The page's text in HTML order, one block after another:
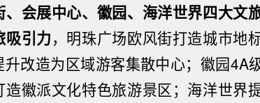
、会展中心、徽园、海洋世界四大文
吸引力，明珠广场欧风街打造城市地
升改造为区域游客集散中心；徽园4A
造徽派文化特色旅游景区；海洋世界